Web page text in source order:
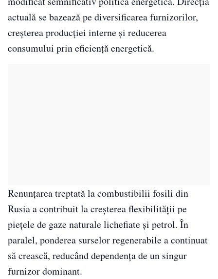
actuală se bazează pe diversificarea furnizorilor,
creșterea producției interne și reducerea
consumului prin eficiență energetică.
Renunțarea treptată la combustibilii fosili din
Rusia a contribuit la creșterea flexibilității pe
piețele de gaze naturale lichefiate și petrol. În
paralel, ponderea surselor regenerabile a continuat
să crească, reducând dependența de un singur
furnizor dominant.